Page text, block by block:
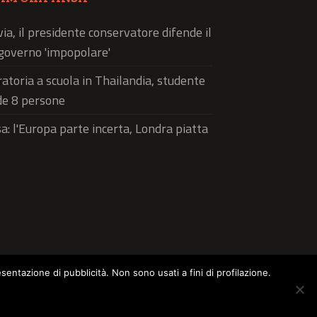
il presidente conservatore difende il
'impopolare'
a scuola in Thailandia, studente
8 persone
l'Europa parte incerta, Londra piatta
di pubblicità. Non sono usati a fini di profilazione.